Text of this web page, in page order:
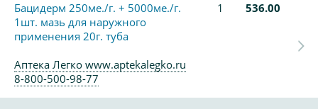
Бацидерм 250ме./г. + 5000ме./г.
1шт. мазь для наружного
применения 20г. туба
1 536.00
Аптека Легко www.aptekalegko.ru
8-800-500-98-77